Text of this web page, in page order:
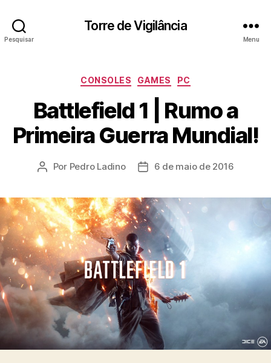
Pesquisar
Torre de Vigilância
Menu
Categorias
CONSOLES GAMES PC
Battlefield 1 | Rumo a
Primeira Guerra Mundial!
Autor
Por Pedro Ladino
Data6 de maio de 2016